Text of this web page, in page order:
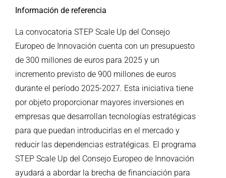
Información de referencia
La convocatoria STEP Scale Up del Consejo
Europeo de Innovación cuenta con un presupuesto
de 300 millones de euros para 2025 y un
incremento previsto de 900 millones de euros
durante el período 2025-2027. Esta iniciativa tiene
por objeto proporcionar mayores inversiones en
empresas que desarrollan tecnologías estratégicas
para que puedan introducirlas en el mercado y
reducir las dependencias estratégicas. El programa
STEP Scale Up del Consejo Europeo de Innovación
ayudará a abordar la brecha de financiación para